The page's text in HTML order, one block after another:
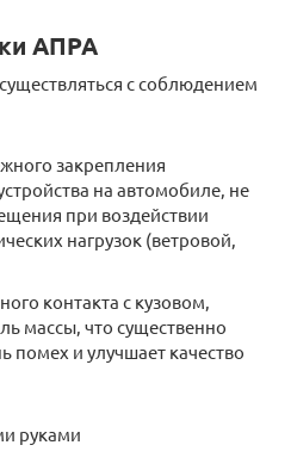
АПРА
с соблюдением
закрепления
на автомобиле, не
при воздействии
нагрузок (ветровой,
контакта с кузовом,
массы, что существенно
помех и улучшает качество
руками